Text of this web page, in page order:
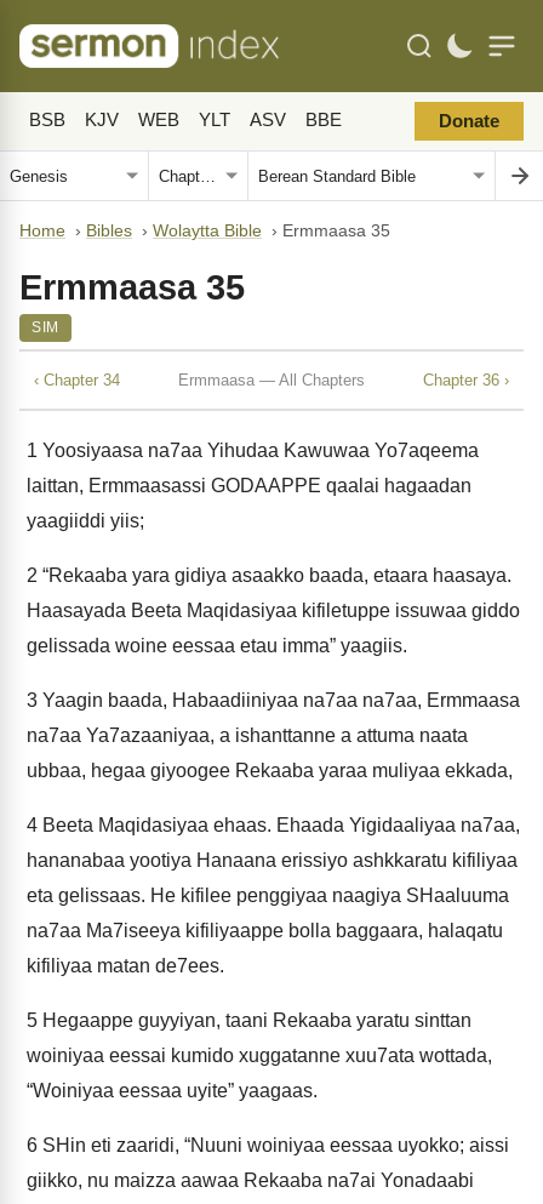
BSB KJV WEB YLT ASV BBE Donate
Home › Bibles › Wolaytta Bible › Ermmaasa 35
Ermmaasa 35
SIM
‹ Chapter 34 Ermmaasa — All Chapters Chapter 36 ›
1 Yoosiyaasa na7aa Yihudaa Kawuwaa Yo7aqeema
laittan, Ermmaasassi GODAAPPE qaalai hagaadan
yaagiiddi yiis;
2 “Rekaaba yara gidiya asaakko baada, etaara haasaya.
Haasayada Beeta Maqidasiyaa kifiletuppe issuwaa giddo
gelissada woine eessaa etau imma” yaagiis.
3 Yaagin baada, Habaadiiniyaa na7aa na7aa, Ermmaasa
na7aa Ya7azaaniyaa, a ishanttanne a attuma naata
ubbaa, hegaa giyoogee Rekaaba yaraa muliyaa ekkada,
4 Beeta Maqidasiyaa ehaas. Ehaada Yigidaaliyaa na7aa,
hananabaa yootiya Hanaana erissiyo ashkkaratu kifiliyaa
eta gelissaas. He kifilee penggiyaa naagiya SHaaluuma
na7aa Ma7iseeya kifiliyaappe bolla baggaara, halaqatu
kifiliyaa matan de7ees.
5 Hegaappe guyyiyan, taani Rekaaba yaratu sinttan
woiniyaa eessai kumido xuggatanne xuu7ata wottada,
“Woiniyaa eessaa uyite” yaagaas.
6 SHin eti zaaridi, “Nuuni woiniyaa eessaa uyokko; aissi
giikko, nu maizza aawaa Rekaaba na7ai Yonadaabi